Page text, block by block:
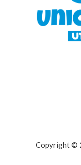
Copyright ©